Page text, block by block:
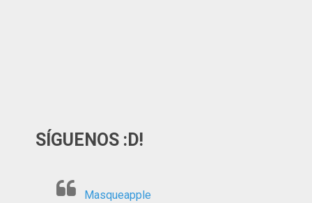
SÍGUENOS :D!
Masqueapple